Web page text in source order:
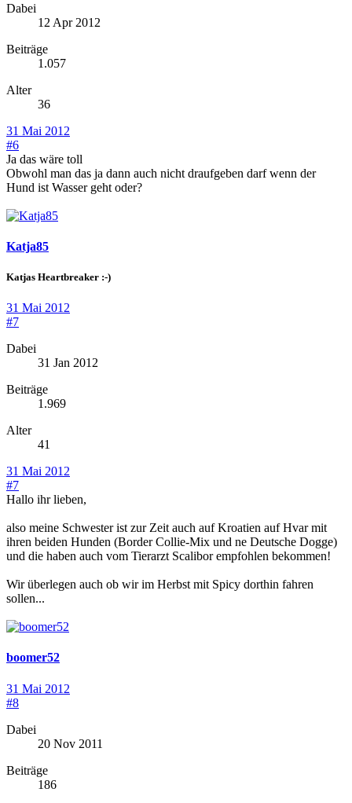
Dabei
12 Apr 2012
Beiträge
1.057
Alter
36
31 Mai 2012
#6
Ja das wäre toll
Obwohl man das ja dann auch nicht draufgeben darf wenn der
Hund ist Wasser geht oder?
Katja85
Katjas Heartbreaker :-)
31 Mai 2012
#7
Dabei
31 Jan 2012
Beiträge
1.969
Alter
41
31 Mai 2012
#7
Hallo ihr lieben,
also meine Schwester ist zur Zeit auch auf Kroatien auf Hvar mit
ihren beiden Hunden (Border Collie-Mix und ne Deutsche Dogge)
und die haben auch vom Tierarzt Scalibor empfohlen bekommen!
Wir überlegen auch ob wir im Herbst mit Spicy dorthin fahren
sollen...
boomer52
31 Mai 2012
#8
Dabei
20 Nov 2011
Beiträge
186